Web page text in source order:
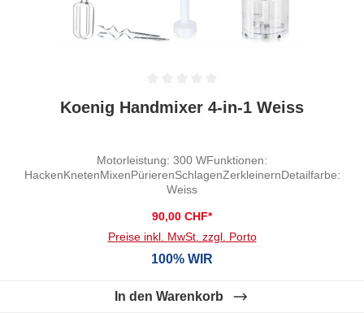
Durchschnittliche Bewertung von 0 von 5 Sternen
Koenig Handmixer 4-in-1 Weiss
Motorleistung: 300 WFunktionen:
HackenKnetenMixenPürierenSchlagenZerkleinernDetailfarbe:
Weiss
90,00 CHF*
Preise inkl. MwSt. zzgl. Porto
100% WIR
In den Warenkorb